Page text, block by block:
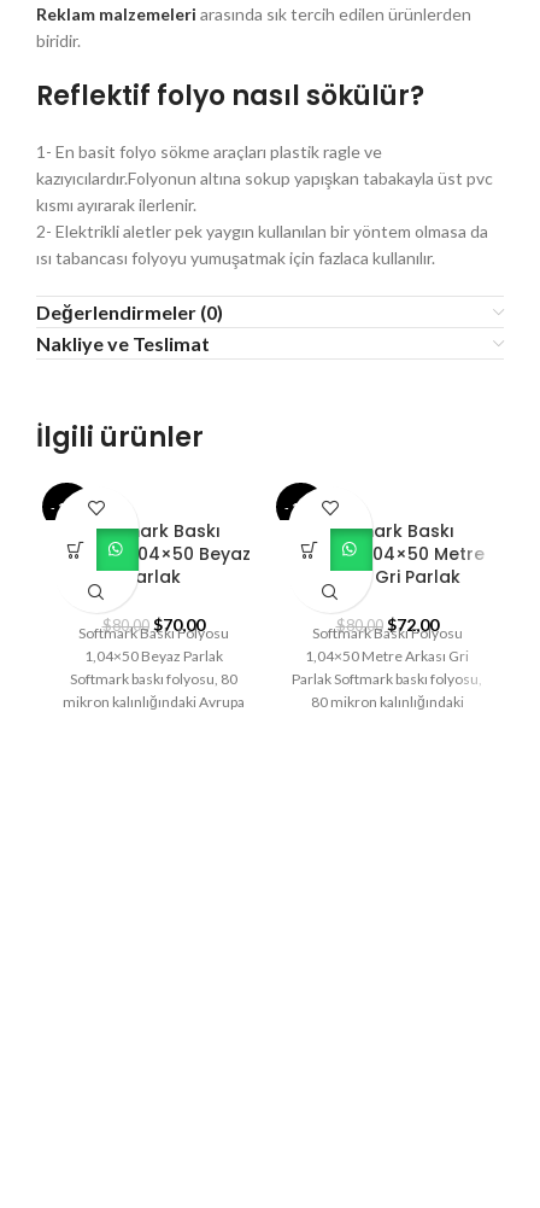
Reklam malzemeleri arasında sık tercih edilen ürünlerden
biridir.
Reflektif folyo nasıl sökülür?
1- En basit folyo sökme araçları plastik ragle ve
kazıyıcılardır.Folyonun altına sokup yapışkan tabakayla üst pvc
kısmı ayırarak ilerlenir.
2- Elektrikli aletler pek yaygın kullanılan bir yöntem olmasa da
ısı tabancası folyoyu yumuşatmak için fazlaca kullanılır.
Değerlendirmeler (0)
Nakliye ve Teslimat
İlgili ürünler
- 13%
Softmark Baskı
Folyosu 1,04×50 Beyaz
Parlak
$80,00 $70,00
Softmark Baskı Folyosu
1,04×50 Beyaz Parlak
Softmark baskı folyosu, 80
mikron kalınlığındaki Avrupa
- 10%
Softmark Baskı
Folyosu 1,04×50 Metre
Arkası Gri Parlak
$80,00 $72,00
Softmark Baskı Folyosu
1,04×50 Metre Arkası Gri
Parlak Softmark baskı folyosu,
80 mikron kalınlığındaki